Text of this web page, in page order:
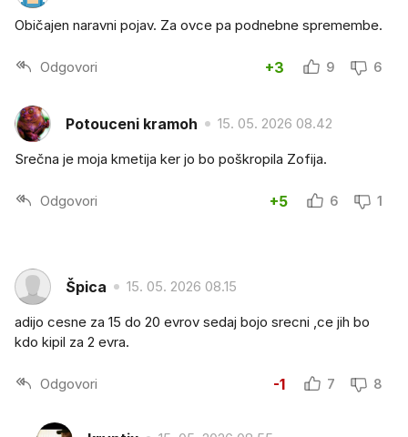
Običajen naravni pojav. Za ovce pa podnebne spremembe.
Odgovori +3 9 6
Potouceni kramoh 15. 05. 2026 08.42
Srečna je moja kmetija ker jo bo poškropila Zofija.
Odgovori +5 6 1
Špica 15. 05. 2026 08.15
adijo cesne za 15 do 20 evrov sedaj bojo srecni ,ce jih bo
kdo kipil za 2 evra.
Odgovori -1 7 8